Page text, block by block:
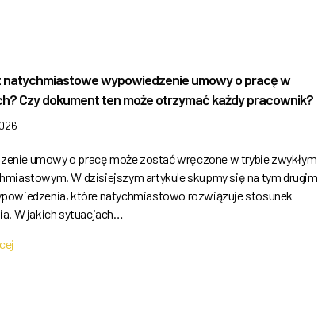
natychmiastowe wypowiedzenie umowy o pracę w
Czy dokument ten może otrzymać każdy pracownik?
umowy o pracę może zostać wręczone w trybie zwykłym
W dzisiejszym artykule skupmy się na tym drugim
które natychmiastowo rozwiązuje stosunek
W jakich sytuacjach…